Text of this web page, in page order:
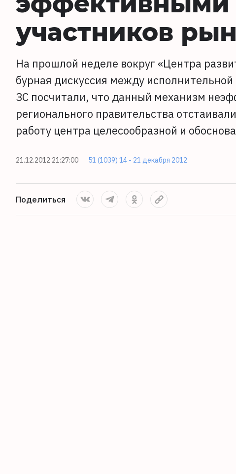
участников
На прошлой неделе вокруг «Центра
бурная дискуссия между
ЗС посчитали, что данный механизм
регионального правительства
работу центра целесообразной и
21.12.2012 21:27:00 51 (1039) 14 - 21 декабря 2012
Поделиться